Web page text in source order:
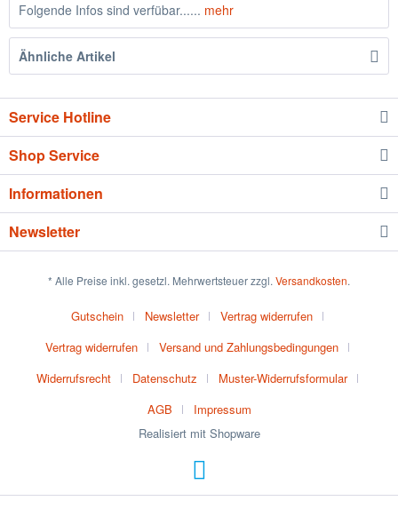
Folgende Infos sind verfübar...... mehr
Ähnliche Artikel
Service Hotline
Shop Service
Informationen
Newsletter
* Alle Preise inkl. gesetzl. Mehrwertsteuer zzgl. Versandkosten.
Gutschein Newsletter
Vertrag widerrufen
Vertrag widerrufen
Versand und Zahlungsbedingungen
Widerrufsrecht
Datenschutz
Muster-Widerrufsformular
AGB
Impressum
Realisiert mit Shopware